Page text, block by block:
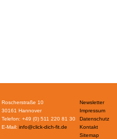
Roscherstraße 10
30161 Hannover
Telefon: +49 (0) 511 220 81 30
E-Mail: info@click-dich-fit.de
Newsletter
Impressum
Datenschutz
Kontakt
Sitemap